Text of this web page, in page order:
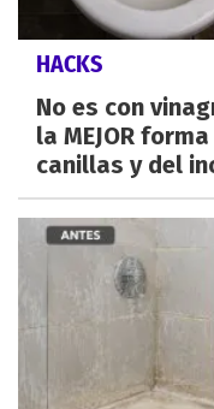
HACKS
No es con
la MEJOR
canillas y del